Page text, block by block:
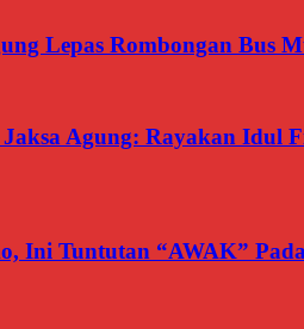
Lepas Rombongan Bus
Agung: Rayakan Idul
Ini Tuntutan “AWAK”